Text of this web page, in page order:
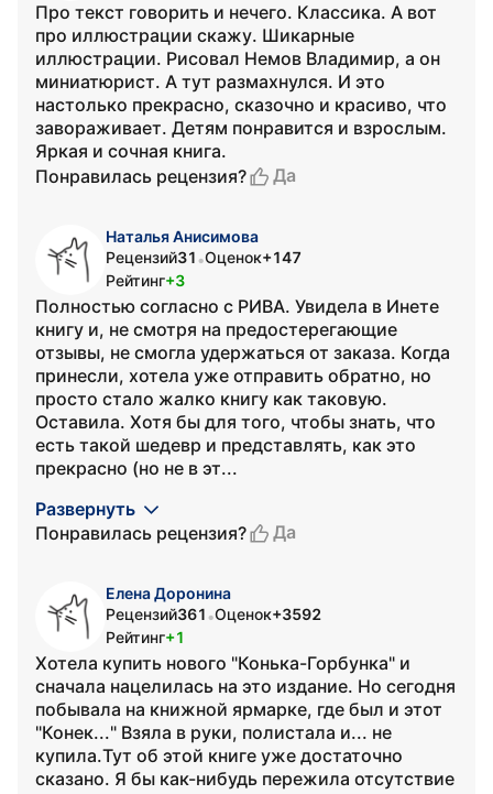
Про текст говорить и нечего. Классика. А вот
про иллюстрации скажу. Шикарные
иллюстрации. Рисовал Немов Владимир, а он
миниатюрист. А тут размахнулся. И это
настолько прекрасно, сказочно и красиво, что
завораживает. Детям понравится и взрослым.
Яркая и сочная книга.
Понравилась рецензия?
Да
Наталья Анисимова
Рецензий31 •Оценок+147
Рейтинг+3
Полностью согласно с РИВА. Увидела в Инете
книгу и, не смотря на предостерегающие
отзывы, не смогла удержаться от заказа. Когда
принесли, хотела уже отправить обратно, но
просто стало жалко книгу как таковую.
Оставила. Хотя бы для того, чтобы знать, что
есть такой шедевр и представлять, как это
прекрасно (но не в эт...
Развернуть
Понравилась рецензия?
Да
Елена Доронина
Рецензий361 •Оценок+3592
Рейтинг+1
Хотела купить нового "Конька-Горбунка" и
сначала нацелилась на это издание. Но сегодня
побывала на книжной ярмарке, где был и этот
"Конек..." Взяла в руки, полистала и... не
купила.Тут об этой книге уже достаточно
сказано. Я бы как-нибудь пережила отсутствие